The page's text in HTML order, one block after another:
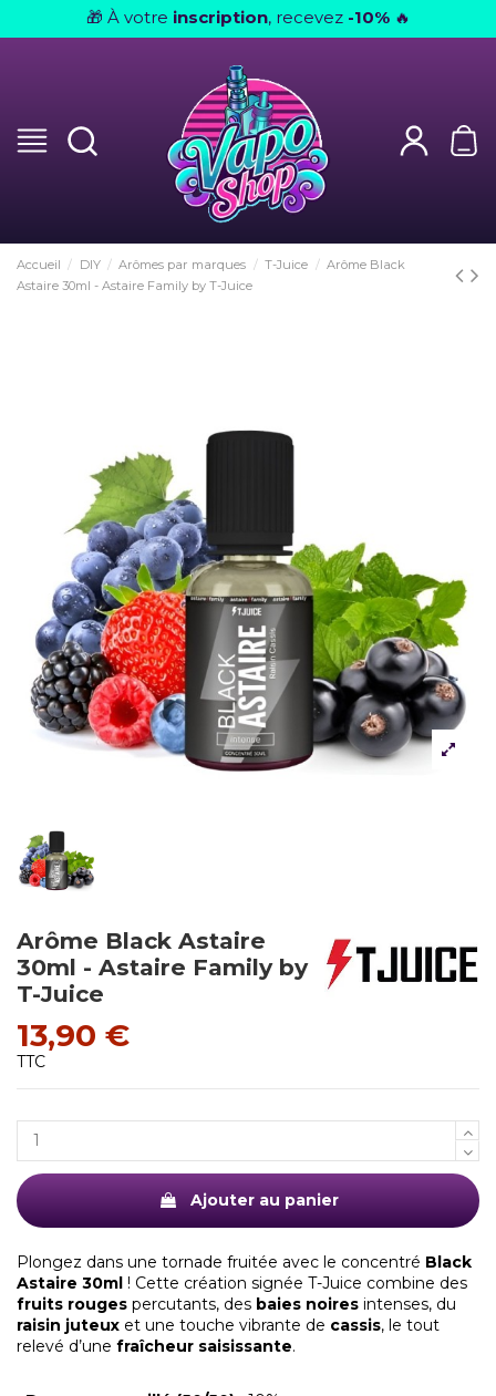
🎁 À votre inscription, recevez -10% 🔥
Accueil DIY Arômes par marques T-Juice
Arôme Black
Astaire 30ml - Astaire Family by T-Juice
Arôme Black Astaire
30ml - Astaire Family by
T-Juice
13,90 €
TTC
Ajouter au panier
Plongez dans une tornade fruitée avec le concentré Black
Astaire 30ml ! Cette création signée T-Juice combine des
fruits rouges percutants, des baies noires intenses, du
raisin juteux et une touche vibrante de cassis, le tout
relevé d’une fraîcheur saisissante.